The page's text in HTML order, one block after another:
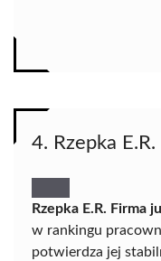
4. Rzepka
Rzepka E.R. Firma
w rankingu
potwierdza jej